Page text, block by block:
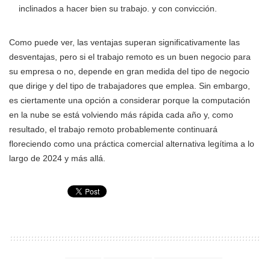
inclinados a hacer bien su trabajo. y con convicción.
Como puede ver, las ventajas superan significativamente las
desventajas, pero si el trabajo remoto es un buen negocio para
su empresa o no, depende en gran medida del tipo de negocio
que dirige y del tipo de trabajadores que emplea. Sin embargo,
es ciertamente una opción a considerar porque la computación
en la nube se está volviendo más rápida cada año y, como
resultado, el trabajo remoto probablemente continuará
floreciendo como una práctica comercial alternativa legítima a lo
largo de 2024 y más allá.